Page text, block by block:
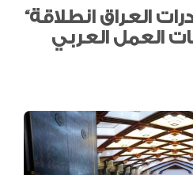
“إعلان بغداد”: مبادرات العراق انطلاقة
العمل العربي